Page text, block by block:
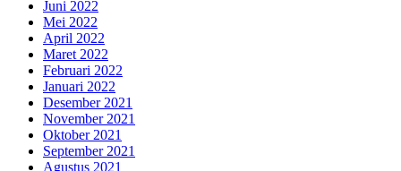
Juni 2022
Mei 2022
April 2022
Maret 2022
Februari 2022
Januari 2022
Desember 2021
November 2021
Oktober 2021
September 2021
Agustus 2021